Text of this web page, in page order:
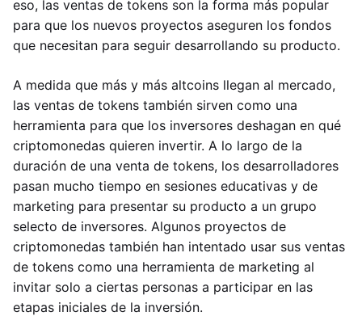
eso, las ventas de tokens son la forma más popular
para que los nuevos proyectos aseguren los fondos
que necesitan para seguir desarrollando su producto.
A medida que más y más altcoins llegan al mercado,
las ventas de tokens también sirven como una
herramienta para que los inversores deshagan en qué
criptomonedas quieren invertir. A lo largo de la
duración de una venta de tokens, los desarrolladores
pasan mucho tiempo en sesiones educativas y de
marketing para presentar su producto a un grupo
selecto de inversores. Algunos proyectos de
criptomonedas también han intentado usar sus ventas
de tokens como una herramienta de marketing al
invitar solo a ciertas personas a participar en las
etapas iniciales de la inversión.